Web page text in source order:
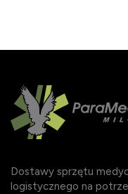
Dostawy sprzętu
logistycznego na